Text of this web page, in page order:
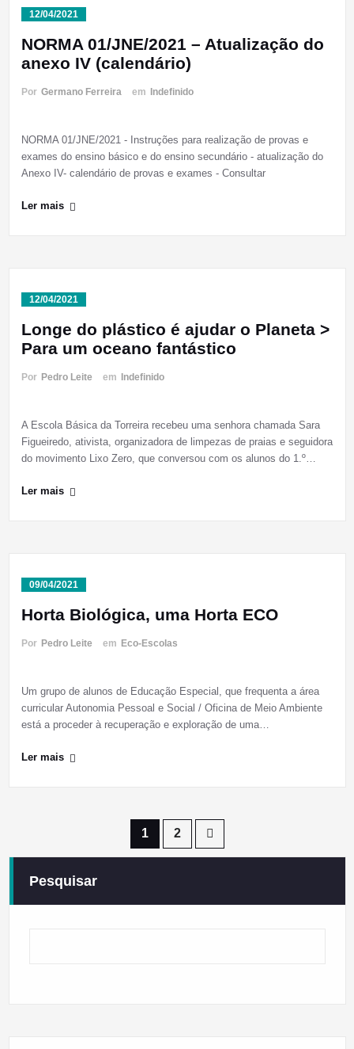
12/04/2021
NORMA 01/JNE/2021 – Atualização do
anexo IV (calendário)
Por Germano Ferreira em Indefinido
NORMA 01/JNE/2021 - Instruções para realização de provas e
exames do ensino básico e do ensino secundário - atualização do
Anexo IV- calendário de provas e exames - Consultar
Ler mais
12/04/2021
Longe do plástico é ajudar o Planeta >
Para um oceano fantástico
Por Pedro Leite em Indefinido
A Escola Básica da Torreira recebeu uma senhora chamada Sara
Figueiredo, ativista, organizadora de limpezas de praias e seguidora
do movimento Lixo Zero, que conversou com os alunos do 1.º…
Ler mais
09/04/2021
Horta Biológica, uma Horta ECO
Por Pedro Leite em Eco-Escolas
Um grupo de alunos de Educação Especial, que frequenta a área
curricular Autonomia Pessoal e Social / Oficina de Meio Ambiente
está a proceder à recuperação e exploração de uma…
Ler mais
conteúdos
1 2
Pesquisar